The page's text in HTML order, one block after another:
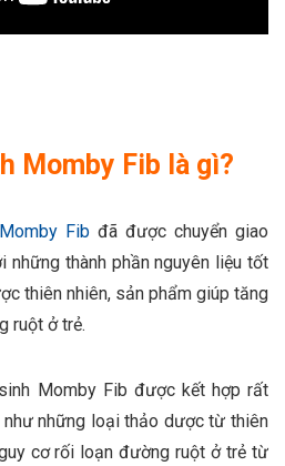
Momby Fib là gì?
Fibđã được chuyển giao
những thành phần nguyên liệu tốt
thiên nhiên, sản phẩm giúp tăng
ruột ở trẻ.
Momby Fib được kết hợp rất
những loại thảo dược từ thiên
cơ rối loạn đường ruột ở trẻ từ